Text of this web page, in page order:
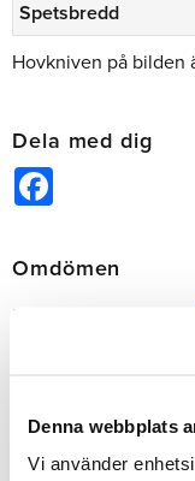
Denna webbplats
Vi använder
Spetsbredd
Hovkniven på bilden
Dela med dig
Omdömen
Produktens betyg